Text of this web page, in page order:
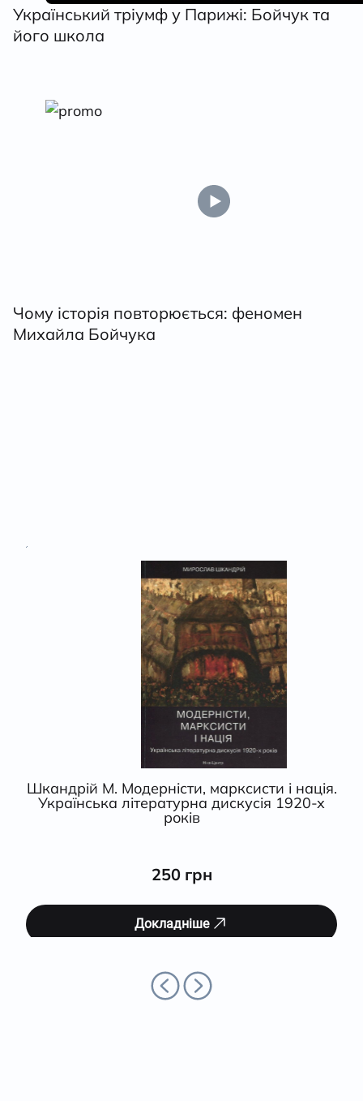
Український тріумф у Парижі: Бойчук та
його школа
Чому історія повторюється: феномен
Михайла Бойчука
Шкандрій М. Модерністи, марксисти і нація.
Українська літературна дискусія 1920-х
років
250 грн
Докладніше